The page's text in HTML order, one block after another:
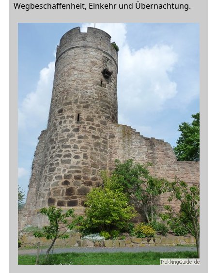
Wegbeschaffenheit, Einkehr und Übernachtung.